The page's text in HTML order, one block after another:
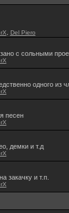
Del Piero
с сольными
одного из
песен
демки и т.д
закачку и т.п.